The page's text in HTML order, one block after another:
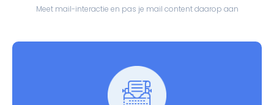
Meet mail-interactie en pas je mail content daarop aan